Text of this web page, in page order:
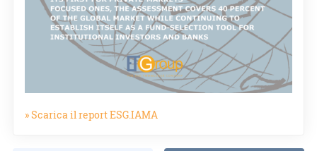
» Scarica il report ESG.IAMA